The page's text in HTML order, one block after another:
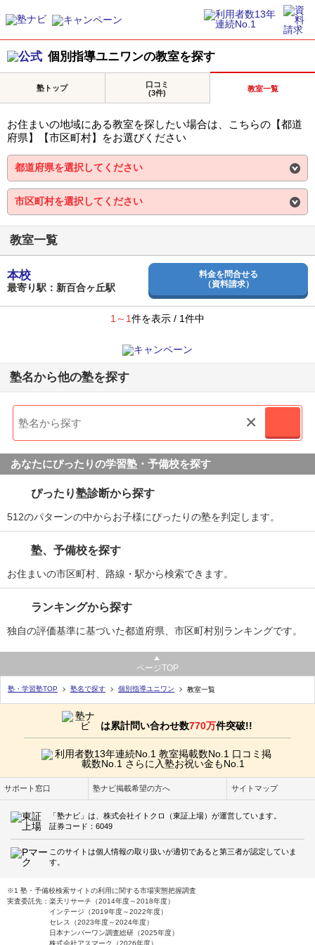
個別指導ユニワンの教室を探す
塾トップ
口コミ
(3件)
教室一覧
お住まいの地域にある教室を探したい場合は、こちらの【都道
府県】【市区町村】をお選びください
教室一覧
本校
最寄り駅：新百合ヶ丘駅
料金を問合せる
（資料請求）
1～1件を表示 / 1件中
塾名から他の塾を探す
×
あなたにぴったりの学習塾・予備校を探す
ぴったり塾診断から探す
512のパターンの中からお子様にぴったりの塾を判定します。
塾、予備校を探す
お住まいの市区町村、路線・駅から検索できます。
ランキングから探す
独自の評価基準に基づいた都道府県、市区町村別ランキングです。
ページTOP
塾・学習塾TOP 塾名で探す 個別指導ユニワン 教室一覧
は累計問い合わせ数770万件突破!!
サポート窓口 塾ナビ掲載希望の方へ サイトマップ
「塾ナビ」は、株式会社イトクロ（東証上場）が運営しています。
証券コード：6049
このサイトは個人情報の取り扱いが適切であると第三者が認定していま
す。
※1 塾・予備校検索サイトの利用に関する市場実態把握調査
実査委託先：楽天リサーチ（2014年度～2018年度）
インテージ（2019年度～2022年度）
セレス（2023年度～2024年度）
日本ナンバーワン調査総研（2025年度）
株式会社アスマーク（2026年度）